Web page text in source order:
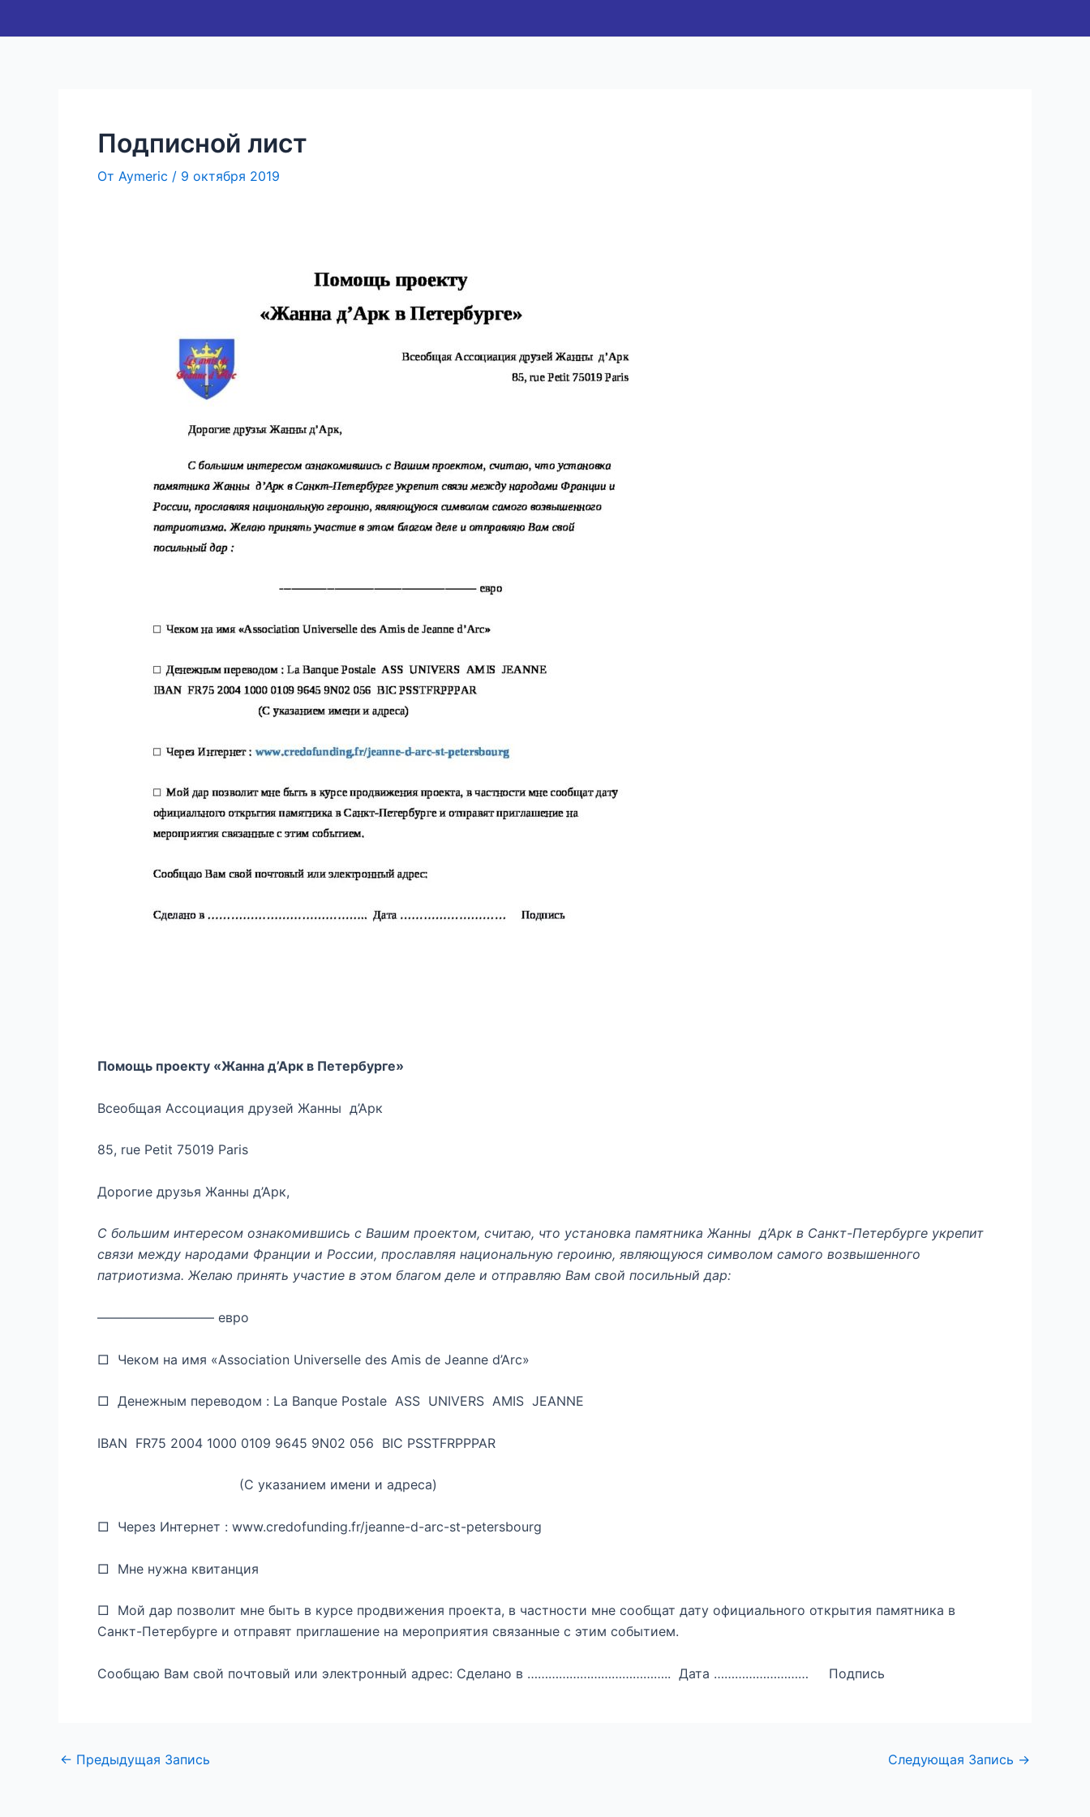
Подписной лист
От Aymeric / 9 октября 2019
Помощь проекту «Жанна д’Арк в Петербурге»
Всеобщая Ассоциация друзей Жанны д’Арк
85, rue Petit 75019 Paris
Дорогие друзья Жанны д’Арк,
С большим интересом ознакомившись с Вашим проектом, считаю, что установка памятника Жанны д’Арк в Санкт-Петербурге укрепит
связи между народами Франции и России, прославляя национальную героиню, являющуюся символом самого возвышенного
патриотизма. Желаю принять участие в этом благом деле и отправляю Вам свой посильный дар:
————————— евро
□ Чеком на имя «Association Universelle des Amis de Jeanne d’Arc»
□ Денежным переводом : La Banque Postale ASS UNIVERS AMIS JEANNE
IBAN FR75 2004 1000 0109 9645 9N02 056 BIC PSSTFRPPPAR
(С указанием имени и адреса)
□ Через Интернет : www.credofunding.fr/jeanne-d-arc-st-petersbourg
□ Мне нужна квитанция
□ Мой дар позволит мне быть в курсе продвижения проекта, в частности мне сообщат дату официального открытия памятника в
Санкт-Петербурге и отправят приглашение на мероприятия связанные с этим событием.
Сообщаю Вам свой почтовый или электронный адрес: Сделано в ………………………………….. Дата ……………………… Подпись
← Предыдущая Запись Следующая Запись →